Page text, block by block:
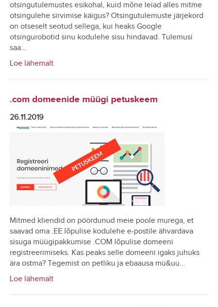
otsingutulemustes esikohal, kuid mõne leiad alles mitme
otsingulehe sirvimise käigus? Otsingutulemuste järjekord
on otseselt seotud sellega, kui heaks Google
otsingurobotid sinu kodulehe sisu hindavad. Tulemusi
saa...
Loe lähemalt
.com domeenide müügi petuskeem
26.11.2019
Mitmed kliendid on pöördunud meie poole murega, et
saavad oma .EE lõpulise kodulehe e-postile ähvardava
sisuga müügipakkumise .COM lõpulise domeeni
registreerimiseks. Kas peaks selle domeeni igaks juhuks
ära ostma? Tegemist on petliku ja ebaausa mü&uu...
Loe lähemalt